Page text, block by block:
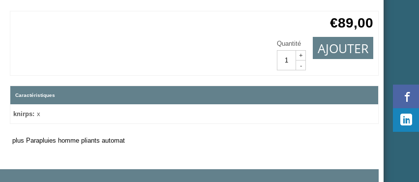
€89,00
Quantité
+
-
AJOUTER
Caractéristiques
knirps: x
plus Parapluies homme pliants automat